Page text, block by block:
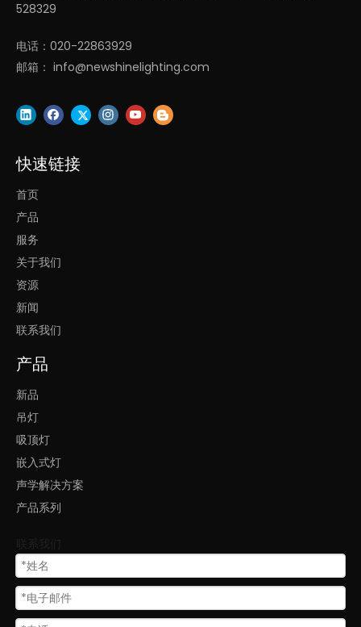
均超过10年！
2. 丰富的欧洲、北美、东南亚、中东市场项目经验！
快速交货！
4. 创新设计，性价比高。
led灯圆形吸顶灯
办公室装吸顶灯
办公室吸顶灯
528329
电话：020-22863929
邮箱： info@newshinelighting.com
快速链接
首页
产品
服务
关于我们
资源
新闻
联系我们
产品
新品
吊灯
吸顶灯
嵌入式灯
声学解决方案
产品系列